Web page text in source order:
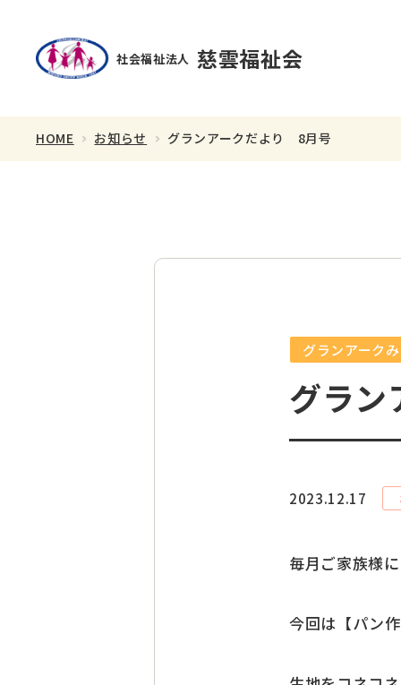
社会福祉法人 慈雲福祉会
HOME お知らせ グランアークだより 8月号
グランアーク
グラ
2023.12.17
毎月ご家族様
今回は【パン